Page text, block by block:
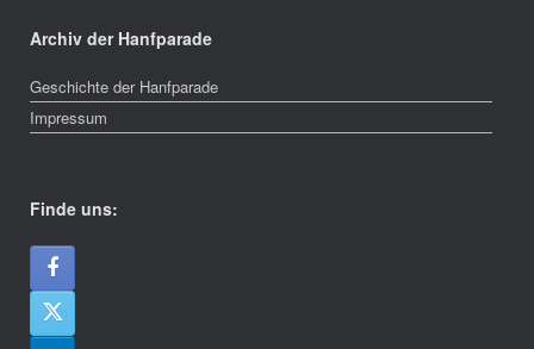
Archiv der Hanfparade
Geschichte der Hanfparade
Impressum
Finde uns: